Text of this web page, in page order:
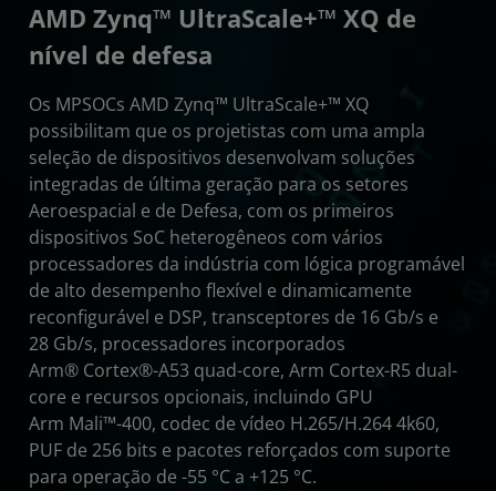
AMD Zynq™ UltraScale+™ XQ de
nível de defesa
Os MPSOCs AMD Zynq™ UltraScale+™ XQ
possibilitam que os projetistas com uma ampla
seleção de dispositivos desenvolvam soluções
integradas de última geração para os setores
Aeroespacial e de Defesa, com os primeiros
dispositivos SoC heterogêneos com vários
processadores da indústria com lógica programável
de alto desempenho flexível e dinamicamente
reconfigurável e DSP, transceptores de 16 Gb/s e
28 Gb/s, processadores incorporados
Arm® Cortex®-A53 quad-core, Arm Cortex-R5 dual-
core e recursos opcionais, incluindo GPU
Arm Mali™-400, codec de vídeo H.265/H.264 4k60,
PUF de 256 bits e pacotes reforçados com suporte
para operação de -55 °C a +125 °C.